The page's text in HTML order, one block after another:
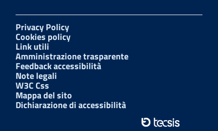
Privacy Policy
Cookies policy
Link utili
Amministrazione trasparente
Feedback accessibilità
Note legali
W3C Css
Mappa del sito
Dichiarazione di accessibilità